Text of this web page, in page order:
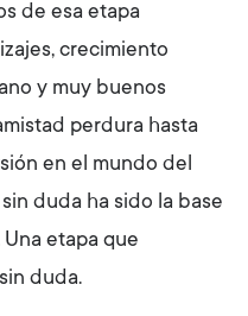
de esa etapa
crecimiento
y muy buenos
perdura hasta
en el mundo del
duda ha sido la base
etapa que
duda.